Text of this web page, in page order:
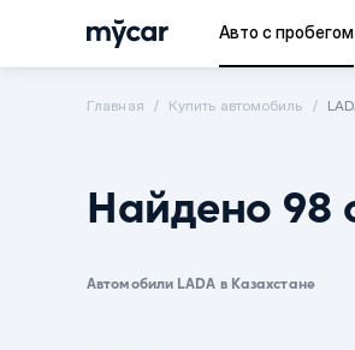
Авто с пробегом
Главная Купить автомобиль
Найдено 98
Автомобили LADA в Казахстане